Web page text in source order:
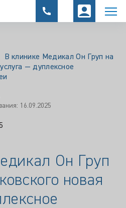
В клинике Медикал Он Груп на
— дуплексное
16.09.2025
Он Груп
новая